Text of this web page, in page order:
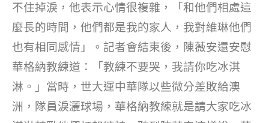
不住掉淚，他表示心情很複雜，「和他們相處這
麼長的時間，他們都是我的家人，我對維琳他們
也有相同感情」。記者會結束後，陳薇安還安慰
華格納教練道：「教練不要哭，我請你吃冰淇
淋。」當時，世大運中華隊以些微分差敗給澳
洲，隊員淚灑球場，華格納教練就是請大家吃冰